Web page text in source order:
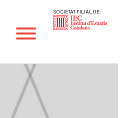
SOCIETAT FILIAL DE: